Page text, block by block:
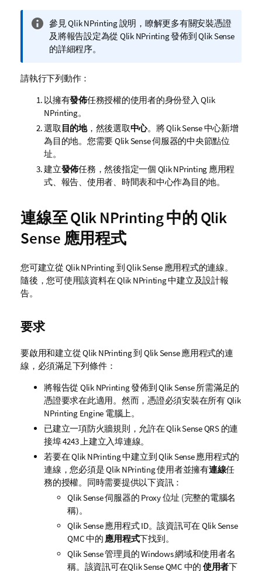
資
訊
備
參見Qlik NPrinting說明，瞭解更多有關安裝憑證
及將報告設定為從 Qlik NPrinting發佈到Qlik Sense
的詳細程序。
請執行下列動作：
以擁有發佈任務授權的使用者的身份登入Qlik
NPrinting。
選取 目的地，然後選取中心。將Qlik Sense中心新增
為目的地。您需要Qlik Sense伺服器的中央節點位
址。
建立發佈任務，然後指定一個 Qlik NPrinting 應用程
式、報告、使用者、時間表和中心作為目的地。
連線至Qlik NPrinting中的 Qlik
Sense 應用程式
您可建立從 Qlik NPrinting到Qlik Sense應用程式的連線。
隨後，您可使用該資料在Qlik NPrinting中建立及設計報
告。
要求
要啟用和建立從Qlik NPrinting到 Qlik Sense應用程式的連
線，必須滿足下列條件：
將報告從 Qlik NPrinting發佈到 Qlik Sense所需滿足的
憑證要求在此適用。然而，憑證必須安裝在所有Qlik
NPrinting Engine 電腦上。
已建立一項防火牆規則，允許在Qlik SenseQRS的連
接埠 4243 上建立入埠連線。
若要在Qlik NPrinting中建立到 Qlik Sense應用程式的
連線，您必須是Qlik NPrinting使用者並擁有連線任
務的授權。同時需要提供以下資訊：
Qlik Sense伺服器的 Proxy 位址 (完整的電腦名
稱)。
Qlik Sense應用程式 ID。該資訊可在 Qlik Sense
QMC 中的 應用程式下找到。
Qlik Sense管理員的 Windows 網域和使用者名
稱。該資訊可在Qlik SenseQMC 中的 使用者下